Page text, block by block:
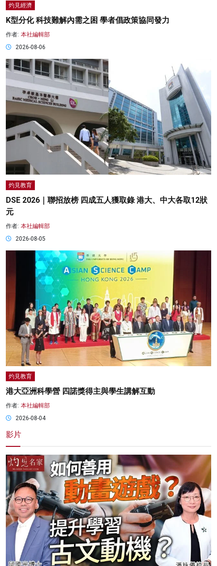
灼見經濟
K型分化 科技難解內需之困 學者倡政策協同發力
作者: 本社編輯部
2026-08-06
灼見教育
DSE 2026｜聯招放榜 四成五人獲取錄 港大、中大各取12狀
元
作者: 本社編輯部
2026-08-05
灼見教育
港大亞洲科學營 四諾獎得主與學生講解互動
作者: 本社編輯部
2026-08-04
影片